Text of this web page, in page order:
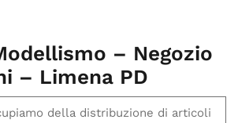
– Negozio
– Limena PD
della distribuzione di articoli